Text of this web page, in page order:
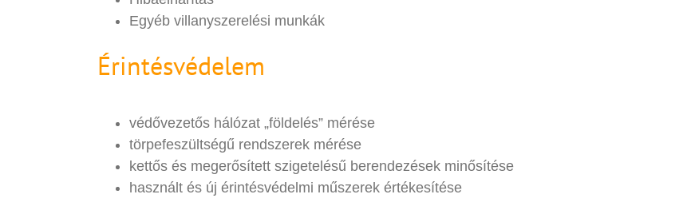
Egyéb villanyszerelési munkák
Érintésvédelem
védővezetős hálózat „földelés” mérése
törpefeszültségű rendszerek mérése
kettős és megerősített szigetelésű berendezések minősítése
használt és új érintésvédelmi műszerek értékesítése